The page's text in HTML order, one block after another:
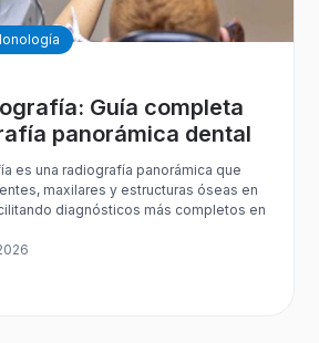
Guía completa
panorámica dental
es una radiografía panorámica que
maxilares y estructuras óseas en
diagnósticos más completos en